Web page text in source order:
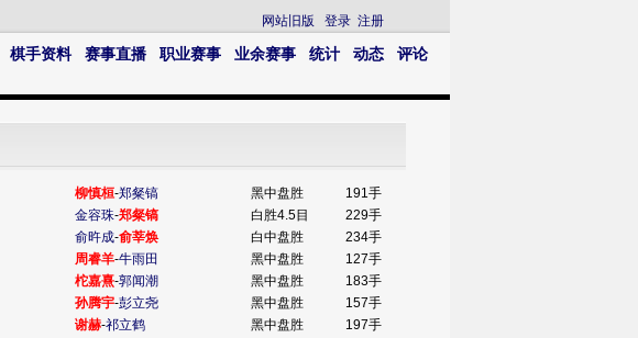
网站旧版 登录 注册
棋手资料 赛事直播 职业赛事 业余赛事 统计 动态
评论
柳慎桓-郑粲镐 黑中盘胜
191手
金容珠-郑粲镐 白胜4.5目
229手
俞旿成-俞莘焕 白中盘胜
234手
周睿羊-牛雨田 黑中盘胜
127手
柁嘉熹-郭闻潮 黑中盘胜
183手
孙腾宇-彭立尧 黑中盘胜
157手
谢赫-祁立鹤 黑中盘胜
197手